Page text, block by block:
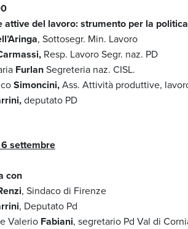
attive del lavoro: strumento per la
, Sottosegr. Min. Lavoro
Resp. Lavoro Segr. naz. PD
FurlanSegreteria naz. CISL.
Simoncini,Ass. Attività produttive,
deputato PD
settembre
con
, Sindaco di Firenze
, Deputato Pd
Valerio Fabiani, segretario Pd Val di